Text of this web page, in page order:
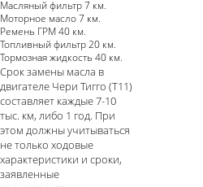
Масляный фильтр 7 км.
Моторное масло 7 км.
Ремень ГРМ 40 км.
Топливный фильтр 20 км.
Тормозная жидкость 40 км.
Срок замены масла в
двигателе Чери Тигго (T11)
составляет каждые 7-10
тыс. км, либо 1 год. При
этом должны учитываться
не только ходовые
характеристики и сроки,
заявленные